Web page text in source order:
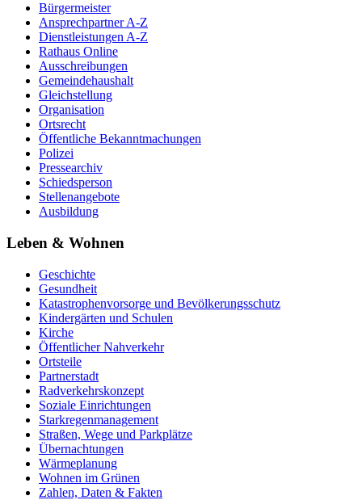
Bürgermeister
Ansprechpartner A-Z
Dienstleistungen A-Z
Rathaus Online
Ausschreibungen
Gemeindehaushalt
Gleichstellung
Organisation
Ortsrecht
Öffentliche Bekanntmachungen
Polizei
Pressearchiv
Schiedsperson
Stellenangebote
Ausbildung
Leben & Wohnen
Geschichte
Gesundheit
Katastrophenvorsorge und Bevölkerungsschutz
Kindergärten und Schulen
Kirche
Öffentlicher Nahverkehr
Ortsteile
Partnerstadt
Radverkehrskonzept
Soziale Einrichtungen
Starkregenmanagement
Straßen, Wege und Parkplätze
Übernachtungen
Wärmeplanung
Wohnen im Grünen
Zahlen, Daten & Fakten